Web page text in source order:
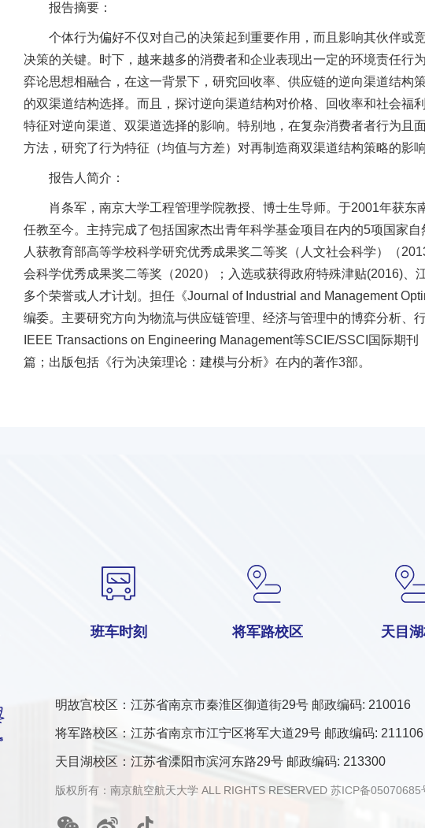
报告摘要：
个体行为偏好不仅对自己的决策起到重要作用，而且影响其伙伴或
决策的关键。时下，越来越多的消费者和企业表现出一定的环境责任行
弈论思想相融合，在这一背景下，研究回收率、供应链的逆向渠道结构
的双渠道结构选择。而且，探讨逆向渠道结构对价格、回收率和社会福
特征对逆向渠道、双渠道选择的影响。特别地，在复杂消费者者行为且
方法，研究了行为特征（均值与方差）对再制造商双渠道结构策略的影
报告人简介：
肖条军，南京大学工程管理学院教授、博士生导师。于2001年获
任教至今。主持完成了包括国家杰出青年科学基金项目在内的5项国家
人获教育部高等学校科学研究优秀成果奖二等奖（人文社会科学）（
会科学优秀成果奖二等奖（2020）；入选或获得政府特殊津贴(2016)、
多个荣誉或人才计划。担任《Journal of Industrial and Management
编委。主要研究方向为物流与供应链管理、经济与管理中的博弈分析、
IEEE Transactions on Engineering Management等SCIE/SSCI国际期
篇；出版包括《行为决策理论：建模与分析》在内的著作3部。
班车时刻 将军路校区 天目
明故宫校区：江苏省南京市秦淮区御道街29号 邮政编码: 210016
将军路校区：江苏省南京市江宁区将军大道29号 邮政编码: 211106
天目湖校区：江苏省溧阳市滨河东路29号 邮政编码: 213300
版权所有：南京航空航天大学 ALL RIGHTS RESERVED 苏ICP备05070685